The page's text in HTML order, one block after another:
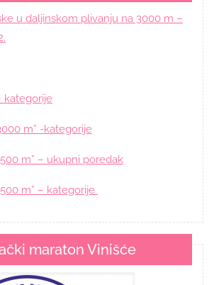
u daljinskom plivanju na 3000 m –
kategorije
m” -kategorije
m” – ukupni poredak
m” – kategorije
maraton Vinišće